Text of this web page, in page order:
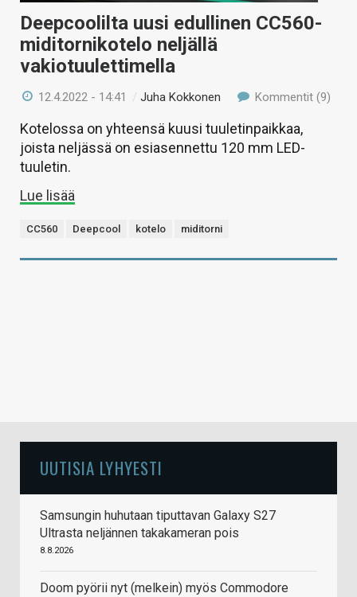
Deepcoolilta uusi edullinen CC560-
miditornikotelo neljällä
vakiotuulettimella
12.4.2022 - 14:41 /Juha Kokkonen Kommentit (9)
Kotelossa on yhteensä kuusi tuuletinpaikkaa,
joista neljässä on esiasennettu 120 mm LED-
tuuletin.
Lue lisää
CC560 Deepcool kotelo miditorni
UUTISIA LYHYESTI
Samsungin huhutaan tiputtavan Galaxy S27
Ultrasta neljännen takakameran pois
8.8.2026
Doom pyörii nyt (melkein) myös Commodore